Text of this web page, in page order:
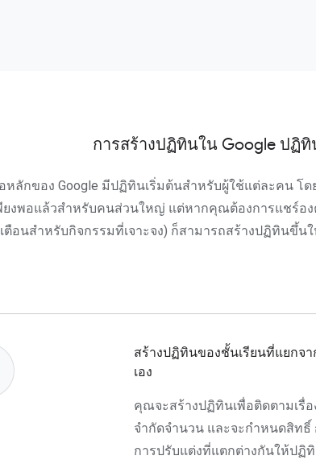
การสร้างปฏิทินใน Google ปฏิทิ
หลักของ Google มีปฏิทินเริ่มต้นสำหรับผู้ใช้แต่ละคน โ
ยงพอแล้วสำหรับคนส่วนใหญ่ แต่หากคุณต้องการแชร์อง
ตือนสำหรับกิจกรรมที่เจาะจง) ก็สามารถสร้างปฏิทินขึ้
สร้างปฏิทินของชั้นเรียนที่แยก
เอง
คุณจะสร้างปฏิทินเพื่อติดตามเรื่อ
จำกัดจำนวน และจะกำหนดสิทธิ์
การปรับแต่งที่แตกต่างกันให้ปฏิ